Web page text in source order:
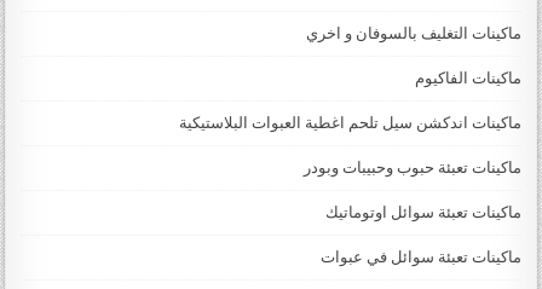
ماكينات التغليف بالسوفان و اخري
ماكينات الفاكيوم
ماكينات اندكشن سيل تلحم اغطية العبوات البلاستيكية
ماكينات تعبئة حبوب وحبيبات وبودر
ماكينات تعبئة سوائل اوتوماتيك
ماكينات تعبئة سوائل في عبوات